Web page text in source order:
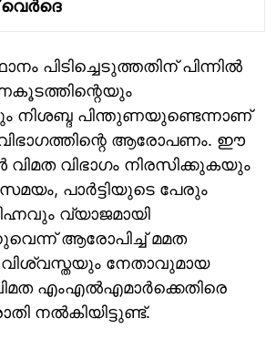
വെര്‍ദെ
പിടിച്ചെടുത്തതിന് പിന്നിൽ
നിശബ്ദ പിന്തുണയുണ്ടെന്നാണ്
ആരോപണം. ഈ
വിഭാ​ഗം നിരസിക്കുകയും
പാർട്ടിയുടെ പേരും
വ്യാജമായി
ആരോപിച്ച് മമത
നേതാവുമായ
എംഎൽഎമാർക്കെതിരെ
നൽകിയിട്ടുണ്ട്.